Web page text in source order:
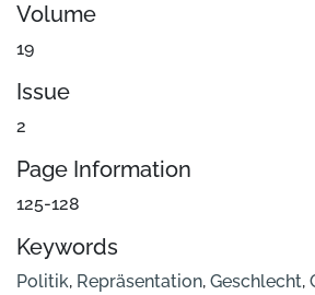
Volume
19
Issue
2
Page Information
125-128
Keywords
Politik, Repräsentation, Geschlecht,